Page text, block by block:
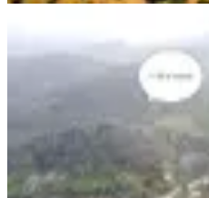
Va 1-dikili
Satılık Arazi
İzmir, Dikili
11150 m²· 224/